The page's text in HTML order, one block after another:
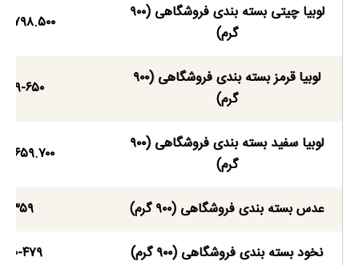
لوبیا چیتی بسته بندی فروشگاهی (۹۰۰
گرم)
۶۵۰-
لوبیا قرمز بسته بندی فروشگاهی (۹۰۰
گرم)
۴۶۹-۶۵۰
لوبیا سفید بسته بندی فروشگاهی (۹۰۰
گرم)
۴۴۴-
عدس بسته بندی فروشگاهی (۹۰۰ گرم) ۳۵۹
نخود بسته بندی فروشگاهی (۹۰۰ گرم) ۴۰۰-۴۷۹